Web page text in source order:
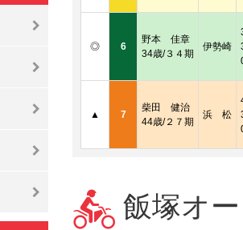
◎ 6
野本 佳章
34歳/３４期
伊勢崎
▲ 7
柴田 健治
44歳/２７期
浜 松
飯塚オ